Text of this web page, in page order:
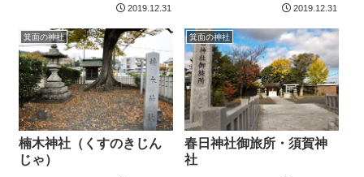
2019.12.31 2019.12.31
箕面の神社
楠木神社（くすのきじん
じゃ）
箕面の神社
春日神社御旅所・須賀神
社